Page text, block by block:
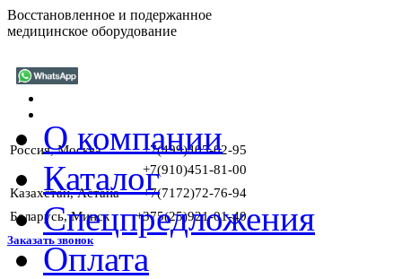
Восстановленное и подержанное
медицинское оборудование
Россия, Москва
+7(499)405-02-95
+7(910)451-81-00
Казахстан, Астана
+7(7172)72-76-94
Беларусь, Минск
+375(25)921-01-40
Заказать звонок
О компании
Каталог
Спецпредложения
Оплата